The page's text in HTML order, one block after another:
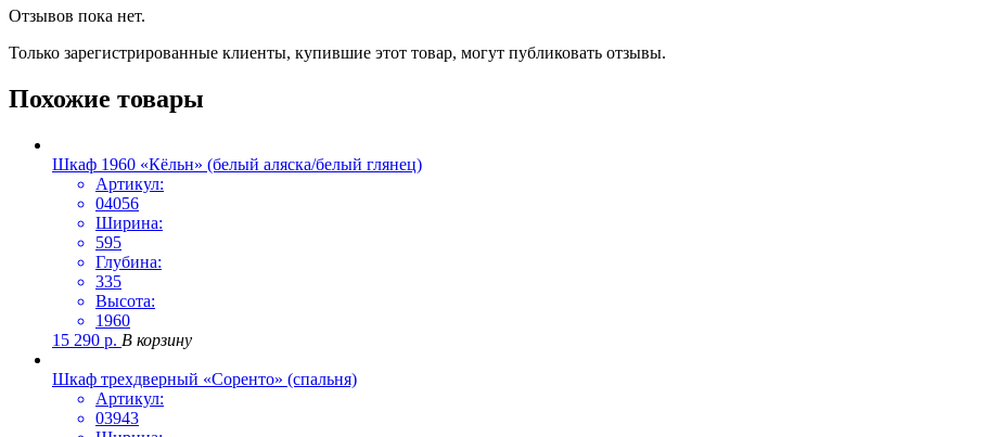
Отзывов пока нет.
Только зарегистрированные клиенты, купившие этот товар, могут публиковать отзывы.
Похожие товары
Шкаф 1960 «Кёльн» (белый аляска/белый глянец)
Артикул:
04056
Ширина:
595
Глубина:
335
Высота:
1960
15 290 р. В корзину
Шкаф трехдверный «Соренто» (спальня)
Артикул:
03943